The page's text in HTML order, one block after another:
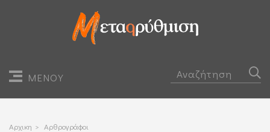
ΜΕΝΟΥ
Αρχικη > Αρθρογράφοι